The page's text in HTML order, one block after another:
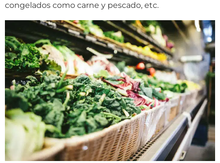
congelados como carne y pescado, etc.